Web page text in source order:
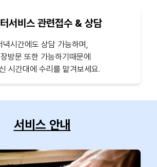
서비스 관련접수 & 상담
녁시간에도 상담 가능하며,
방문 또한 가능하기때문에
시간대에 수리를 맡겨보세요.
서비스 안내